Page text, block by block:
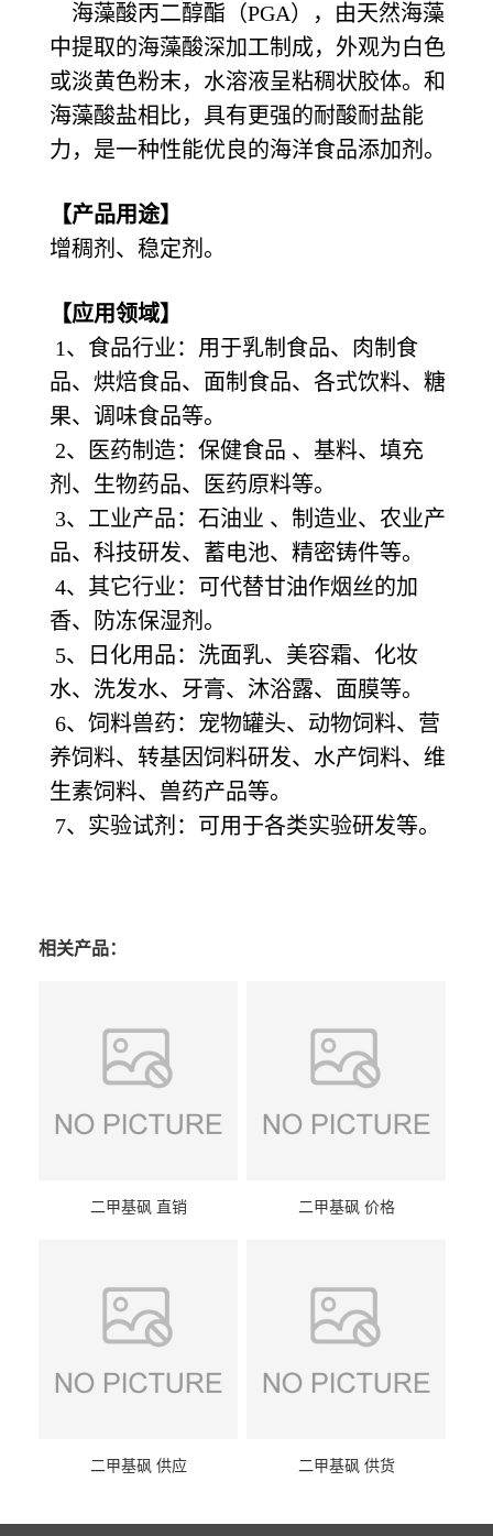
海藻酸丙二醇酯（PGA），由天然海藻
中提取的海藻酸深加工制成，外观为白色
或淡黄色粉末，水溶液呈粘稠状胶体。和
海藻酸盐相比，具有更强的耐酸耐盐能
力，是一种性能优良的海洋食品添加剂。
【产品用途】
增稠剂、稳定剂。
【应用领域】
1、食品行业：用于乳制食品、肉制食
品、烘焙食品、面制食品、各式饮料、糖
果、调味食品等。
2、医药制造：保健食品 、基料、填充
剂、生物药品、医药原料等。
3、工业产品：石油业 、制造业、农业产
品、科技研发、蓄电池、精密铸件等。
4、其它行业：可代替甘油作烟丝的加
香、防冻保湿剂。
5、日化用品：洗面乳、美容霜、化妆
水、洗发水、牙膏、沐浴露、面膜等。
6、饲料兽药：宠物罐头、动物饲料、营
养饲料、转基因饲料研发、水产饲料、维
生素饲料、兽药产品等。
7、实验试剂：可用于各类实验研发等。
相关产品：
二甲基砜 直销 二甲基砜 价格
二甲基砜 供应 二甲基砜 供货